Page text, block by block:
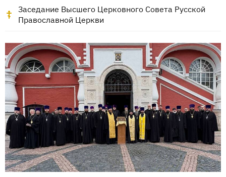
Заседание Высшего Церковного Совета Русской
Православной Церкви